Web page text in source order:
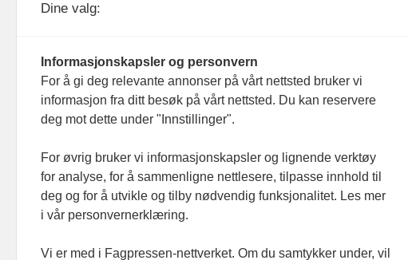
Dine valg:
Informasjonskapsler og personvern
For å gi deg relevante annonser på vårt nettsted bruker vi
informasjon fra ditt besøk på vårt nettsted. Du kan reservere
deg mot dette under "Innstillinger".
For øvrig bruker vi informasjonskapsler og lignende verktøy
for analyse, for å sammenligne nettlesere, tilpasse innhold til
deg og for å utvikle og tilby nødvendig funksjonalitet. Les mer
i vår personvernerklæring.
Vi er med i Fagpressen-nettverket. Om du samtykker under, vil